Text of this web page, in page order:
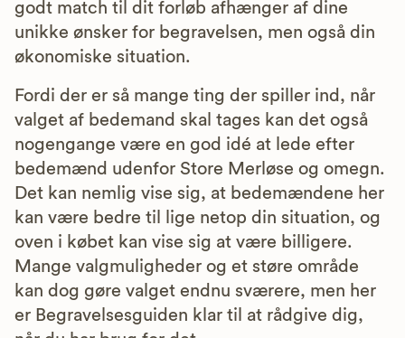
godt match til dit forløb afhænger af dine
unikke ønsker for begravelsen, men også din
økonomiske situation.
Fordi der er så mange ting der spiller ind, når
valget af bedemand skal tages kan det også
nogengange være en god idé at lede efter
bedemænd udenfor Store Merløse og omegn.
Det kan nemlig vise sig, at bedemændene her
kan være bedre til lige netop din situation, og
oven i købet kan vise sig at være billigere.
Mange valgmuligheder og et støre område
kan dog gøre valget endnu sværere, men her
er Begravelsesguiden klar til at rådgive dig,